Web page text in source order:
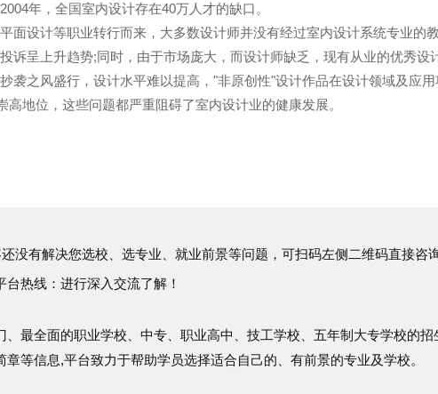
年，全国室内设计存在40万人才的缺口。
面设计等职业转行而来，大多数设计师并没有经过室内设计系统专业的
诉呈上升趋势;同时，由于市场庞大，而设计师缺乏，现有从业的优秀设
袭之风盛行，设计水平难以提高，"非原创性"设计作品在设计领域及应
地位，这些问题都严重阻碍了室内设计业的健康发展。
没有解决您选校、选专业、就业前景等问题，可扫码左侧二维码直接咨
台热线：进行深入交流了解！
最全面的职业学校、中专、职业高中、技工学校、五年制大专学校的招
等信息,平台致力于帮助学员选择适合自己的、有前景的专业及学校。